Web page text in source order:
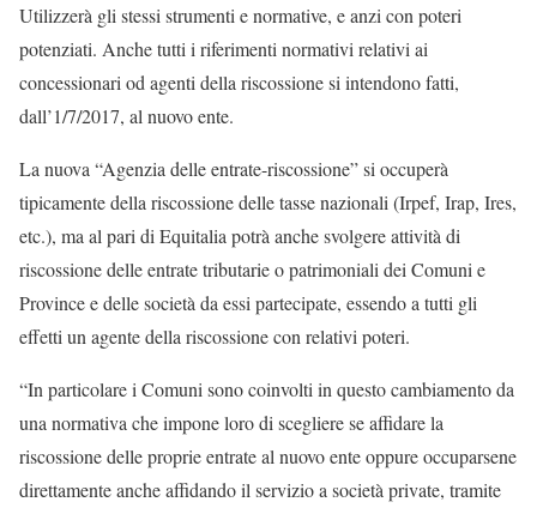
Utilizzerà gli stessi strumenti e normative, e anzi con poteri
potenziati. Anche tutti i riferimenti normativi relativi ai
concessionari od agenti della riscossione si intendono fatti,
dall’1/7/2017, al nuovo ente.
La nuova “Agenzia delle entrate-riscossione” si occuperà
tipicamente della riscossione delle tasse nazionali (Irpef, Irap, Ires,
etc.), ma al pari di Equitalia potrà anche svolgere attività di
riscossione delle entrate tributarie o patrimoniali dei Comuni e
Province e delle società da essi partecipate, essendo a tutti gli
effetti un agente della riscossione con relativi poteri.
“In particolare i Comuni sono coinvolti in questo cambiamento da
una normativa che impone loro di scegliere se affidare la
riscossione delle proprie entrate al nuovo ente oppure occuparsene
direttamente anche affidando il servizio a società private, tramite